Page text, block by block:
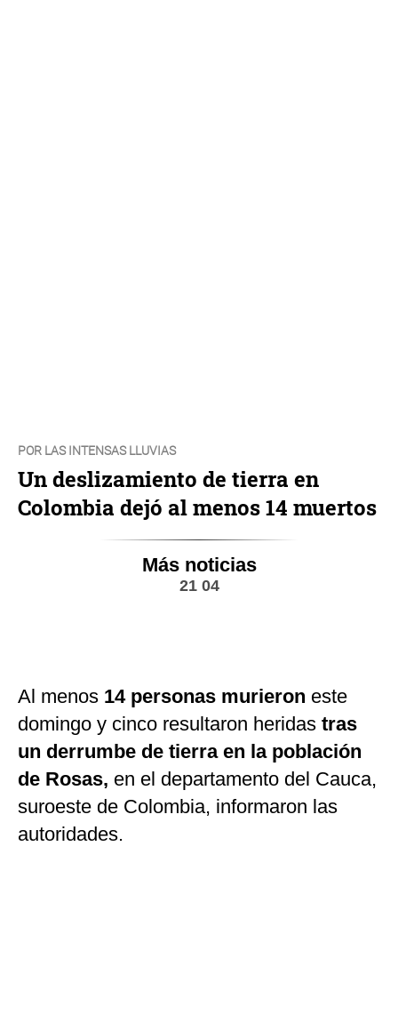
POR LAS INTENSAS LLUVIAS
Un deslizamiento de tierra en
Colombia dejó al menos 14 muertos
Más noticias
21 04
Al menos 14 personas murieron este
domingo y cinco resultaron heridas tras
un derrumbe de tierra en la población
de Rosas, en el departamento del Cauca,
suroeste de Colombia, informaron las
autoridades.